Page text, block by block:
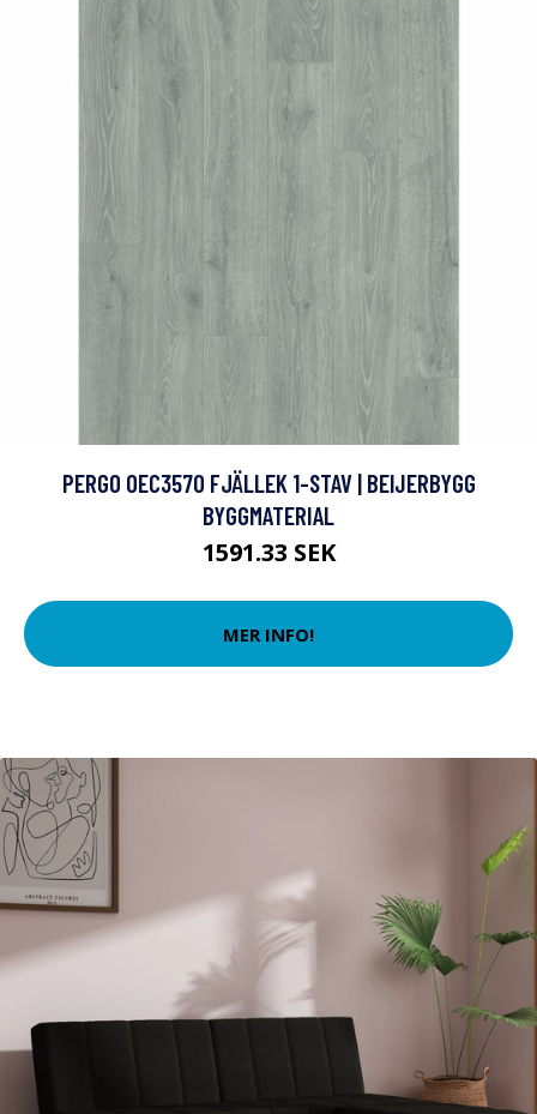
PERGO OEC3570 FJÄLLEK 1-STAV | BEIJERBYGG
BYGGMATERIAL
1591.33 SEK
MER INFO!